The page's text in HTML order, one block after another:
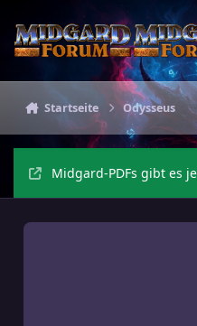
Startseite Odysseus
Midgard-PDFs gibt es